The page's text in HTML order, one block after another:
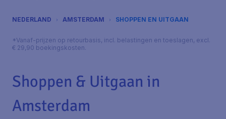
NEDERLAND AMSTERDAM SHOPPEN EN UITGAAN
*Vanaf-prijzen op retourbasis, incl. belastingen en toeslagen, excl.
€ 29,90 boekingskosten.
Shoppen & Uitgaan in
Amsterdam